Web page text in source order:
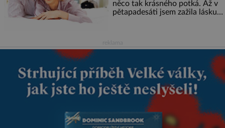
něco tak krásného potká. Až v
pětapadesáti jsem zažila lásku
nás dali dohromady, Toník byl
dobře zaopatřený mladý muž.
Manželství nám oběma moc
nesvědčilo, brzy jsme zjistili, že